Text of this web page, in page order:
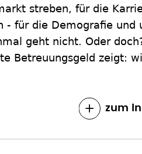
streben, für die
- für die Demografie und
geht nicht. Oder
Betreuungsgeld zeigt:
zum